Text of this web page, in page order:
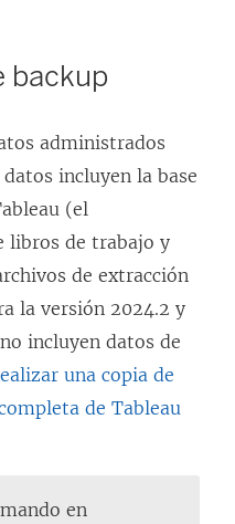
backup
administrados
datos incluyen la base
(el
libros de trabajo y
de extracción
la versión 2024.2 y
incluyen datos de
una copia de
de Tableau
en